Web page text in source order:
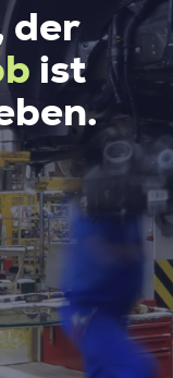
der
ist